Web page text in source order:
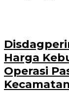
Harga
Operasi
Kecamatan